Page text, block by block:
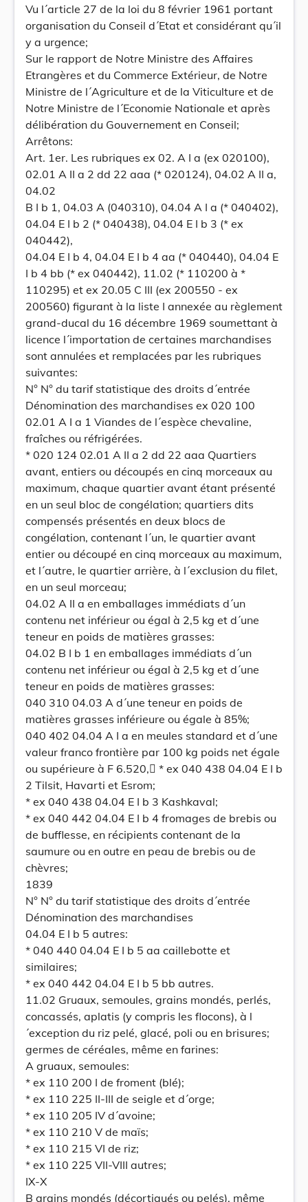
Vu l´article 27 de la loi du 8 février 1961 portant
organisation du Conseil d´Etat et considérant qu´il
y a urgence;
Sur le rapport de Notre Ministre des Affaires
Etrangères et du Commerce Extérieur, de Notre
Ministre de l´Agriculture et de la Viticulture et de
Notre Ministre de l´Economie Nationale et après
délibération du Gouvernement en Conseil;
Arrêtons:
Art. 1er. Les rubriques ex 02. A I a (ex 020100),
02.01 A II a 2 dd 22 aaa (* 020124), 04.02 A II a,
04.02
B I b 1, 04.03 A (040310), 04.04 A I a (* 040402),
04.04 E I b 2 (* 040438), 04.04 E I b 3 (* ex
040442),
04.04 E I b 4, 04.04 E I b 4 aa (* 040440), 04.04 E
I b 4 bb (* ex 040442), 11.02 (* 110200 à *
110295) et ex 20.05 C III (ex 200550 - ex
200560) figurant à la liste I annexée au règlement
grand-ducal du 16 décembre 1969 soumettant à
licence l´importation de certaines marchandises
sont annulées et remplacées par les rubriques
suivantes:
N° N° du tarif statistique des droits d´entrée
Dénomination des marchandises ex 020 100
02.01 A I a 1 Viandes de l´espèce chevaline,
fraîches ou réfrigérées.
* 020 124 02.01 A II a 2 dd 22 aaa Quartiers
avant, entiers ou découpés en cinq morceaux au
maximum, chaque quartier avant étant présenté
en un seul bloc de congélation; quartiers dits
compensés présentés en deux blocs de
congélation, contenant l´un, le quartier avant
entier ou découpé en cinq morceaux au maximum,
et l´autre, le quartier arrière, à l´exclusion du filet,
en un seul morceau;
04.02 A II a en emballages immédiats d´un
contenu net inférieur ou égal à 2,5 kg et d´une
teneur en poids de matières grasses:
04.02 B I b 1 en emballages immédiats d´un
contenu net inférieur ou égal à 2,5 kg et d´une
teneur en poids de matières grasses:
040 310 04.03 A d´une teneur en poids de
matières grasses inférieure ou égale à 85%;
040 402 04.04 A I a en meules standard et d´une
valeur franco frontière par 100 kg poids net égale
ou supérieure à F 6.520, * ex 040 438 04.04 E I b
2 Tilsit, Havarti et Esrom;
* ex 040 438 04.04 E I b 3 Kashkaval;
* ex 040 442 04.04 E I b 4 fromages de brebis ou
de bufflesse, en récipients contenant de la
saumure ou en outre en peau de brebis ou de
chèvres;
1839
N° N° du tarif statistique des droits d´entrée
Dénomination des marchandises
04.04 E I b 5 autres:
* 040 440 04.04 E I b 5 aa caillebotte et
similaires;
* ex 040 442 04.04 E I b 5 bb autres.
11.02 Gruaux, semoules, grains mondés, perlés,
concassés, aplatis (y compris les flocons), à l
´exception du riz pelé, glacé, poli ou en brisures;
germes de céréales, même en farines:
A gruaux, semoules:
* ex 110 200 I de froment (blé);
* ex 110 225 II-III de seigle et d´orge;
* ex 110 205 IV d´avoine;
* ex 110 210 V de maïs;
* ex 110 215 VI de riz;
* ex 110 225 VII-VIII autres;
IX-X
B grains mondés (décortiqués ou pelés), même